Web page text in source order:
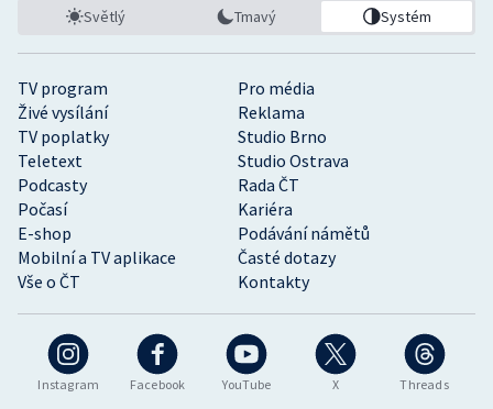
Instagram Facebook YouTube X Threads
TV program
Pro média
Živé vysílání
Reklama
TV poplatky
Studio Brno
Teletext
Studio Ostrava
Podcasty
Rada ČT
Počasí
Kariéra
E-shop
Podávání námětů
Mobilní a TV aplikace
Časté dotazy
Vše o ČT
Kontakty
Světlý Tmavý Systém